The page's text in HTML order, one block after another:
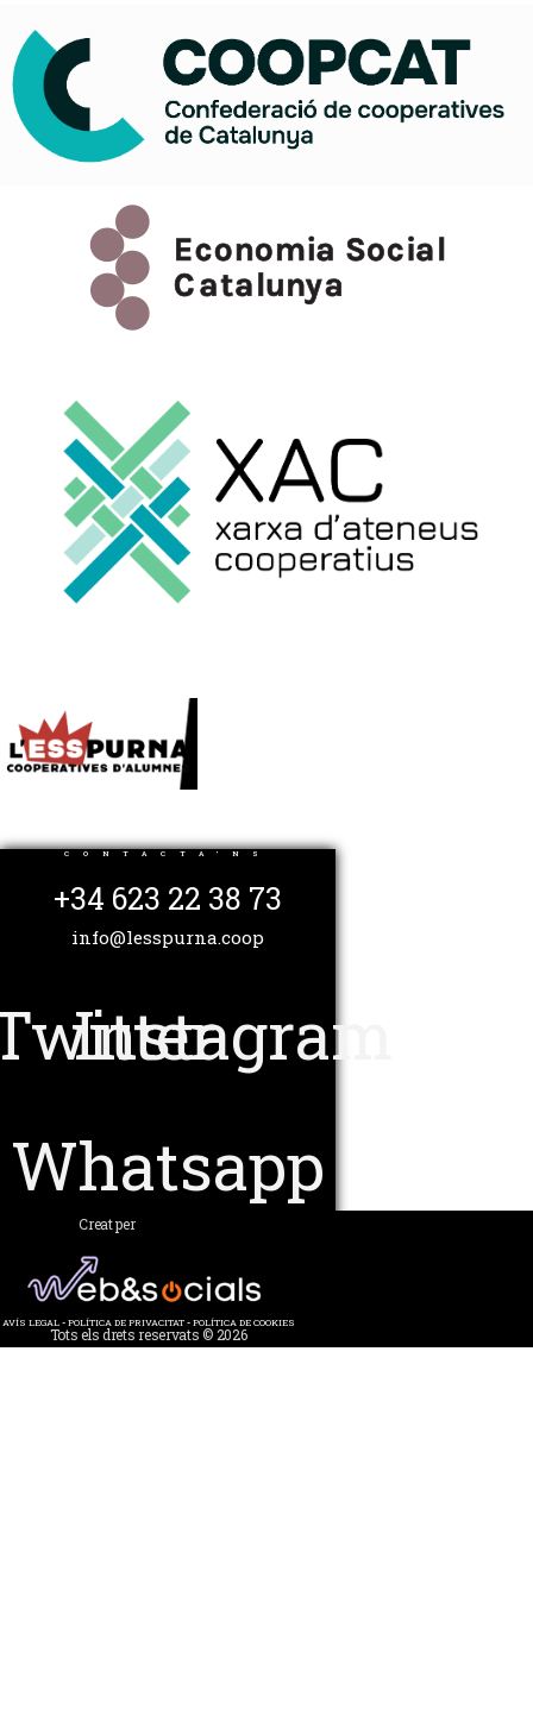
CONTACTA'NS
+34 623 22 38 73
info@lesspurna.coop
Instagram
Whatsapp
Creat per
AVÍS LEGAL- POLÍTICA DE PRIVACITAT- POLÍTICA DE COOKIES
Tots els drets reservats © 2026